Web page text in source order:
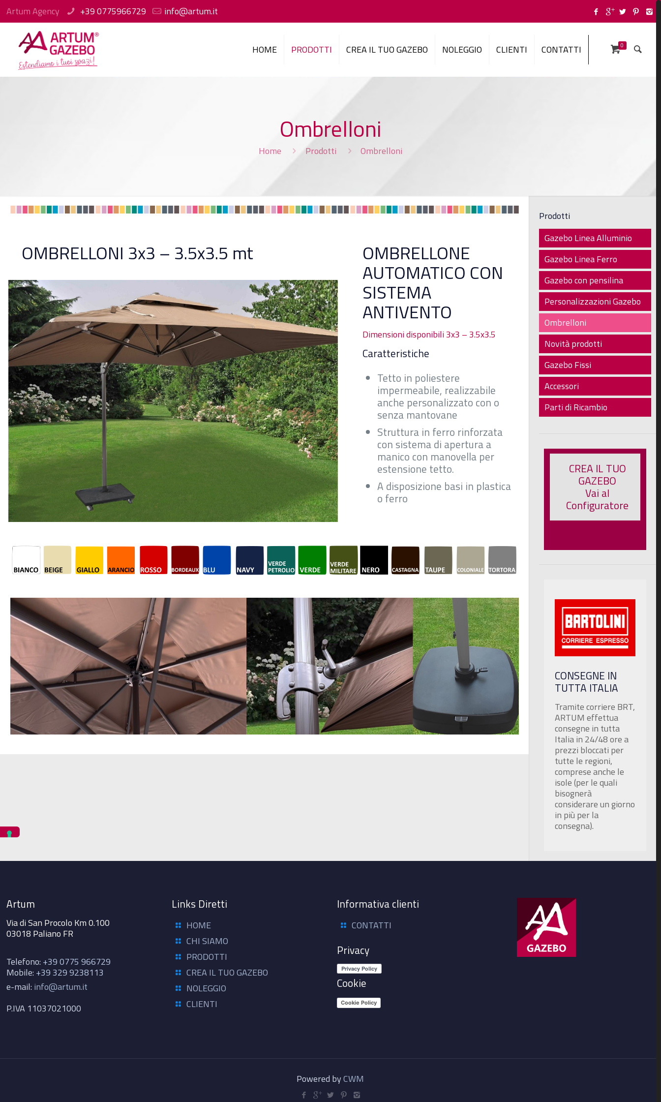
Artum Agency +39 0775966729 info@artum.it
HOME PRODOTTI CREA IL TUO GAZEBO NOLEGGIO CLIENTI CONTATTI 0
Ombrelloni
Home Prodotti Ombrelloni
OMBRELLONI 3x3 – 3.5x3.5 mt OMBRELLONE
AUTOMATICO CON
SISTEMA
ANTIVENTO
Dimensioni disponibili 3x3 – 3.5x3.5
Caratteristiche
Tetto in poliestere
impermeabile, realizzabile
anche personalizzato con o
senza mantovane
Struttura in ferro rinforzata
con sistema di apertura a
manico con manovella per
estensione tetto.
A disposizione basi in plastica
o ferro
Prodotti
Gazebo Linea Alluminio
Gazebo Linea Ferro
Gazebo con pensilina
Personalizzazioni Gazebo
Ombrelloni
Novità prodotti
Gazebo Fissi
Accessori
Parti di Ricambio
CREA IL TUO
GAZEBO
Vai al
Configuratore
CONSEGNE IN
TUTTA ITALIA
Tramite corriere BRT,
ARTUM effettua
consegne in tutta
Italia in 24/48 ore a
prezzi bloccati per
tutte le regioni,
comprese anche le
isole (per le quali
bisognerà
considerare un giorno
in più per la
consegna).
Artum
Via di San Procolo Km 0.100
03018 Paliano FR
Telefono: +39 0775 966729
Mobile: +39 329 9238113
e-mail: info@artum.it
P.IVA 11037021000
Links Diretti
HOME
CHI SIAMO
PRODOTTI
CREA IL TUO GAZEBO
NOLEGGIO
CLIENTI
Informativa clienti
CONTATTI
Privacy
Cookie
Cookie Policy
Powered byCWM